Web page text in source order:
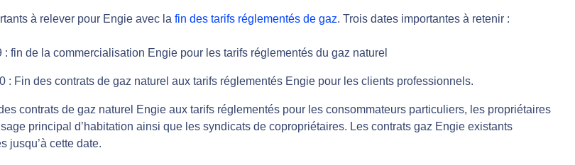
à relever pour Engie avec la fin des tarifs réglementés de gaz. Trois dates importantes à retenir :
: fin de la commercialisation Engie pour les tarifs réglementés du gaz naturel
: Fin des contrats de gaz naturel aux tarifs réglementés Engie pour les clients professionnels.
contrats de gaz naturel Engie aux tarifs réglementés pour les consommateurs particuliers, les propriétaires
principal d’habitation ainsi que les syndicats de copropriétaires. Les contrats gaz Engie existants
jusqu’à cette date.